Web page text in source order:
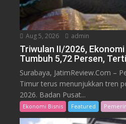
Aug 5, 2026 admin
Triwulan II/2026,
Tumbuh 5,72 Persen,
Surabaya, JatimReview.Com –
Timur terus menunjukkan tren
2026. Badan Pusat...
Ekonomi Bisnis Featured